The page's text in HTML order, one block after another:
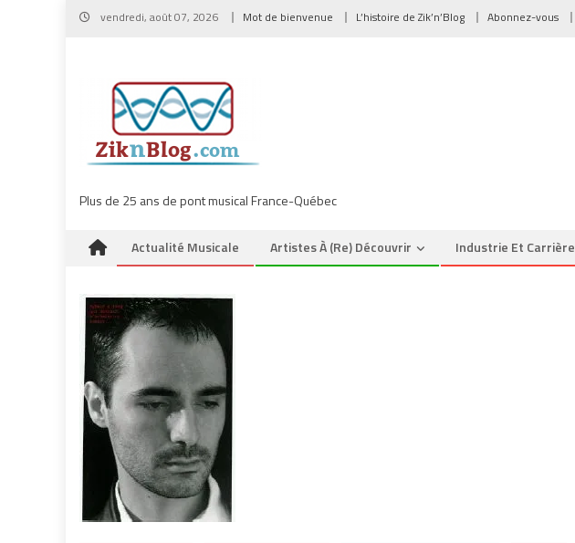
Skip
vendredi, août 07, 2026 Mot de bienvenue L’histoire de Zik’n’Blog Abonnez-vous
Plus de 25 ans de pont musical France-Québec
Actualité Musicale Artistes À (re) Découvrir Industrie Et Carrière